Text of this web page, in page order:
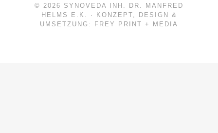
© 2026 SYNOVEDA INH. DR. MANFRED
HELMS E.K.
· KONZEPT, DESIGN &
UMSETZUNG: FREY PRINT + MEDIA